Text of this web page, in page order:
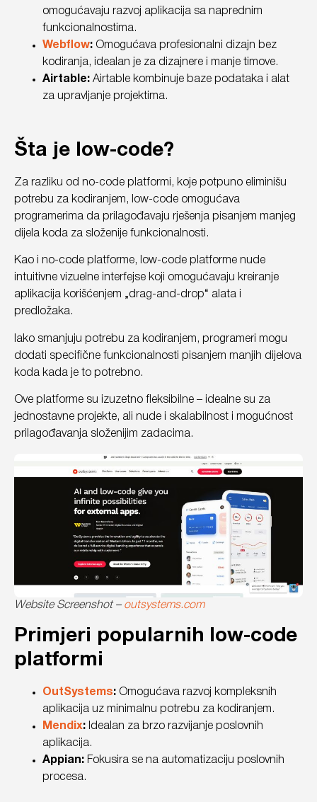
omogućavaju razvoj aplikacija sa naprednim
funkcionalnostima.
Webflow: Omogućava profesionalni dizajn bez
kodiranja, idealan je za dizajnere i manje timove.
Airtable: Airtable kombinuje baze podataka i alat
za upravljanje projektima.
Šta je low-code?
Za razliku od no-code platformi, koje potpuno eliminišu
potrebu za kodiranjem, low-code omogućava
programerima da prilagođavaju rješenja pisanjem manjeg
dijela koda za složenije funkcionalnosti.
Kao i no-code platforme, low-code platforme nude
intuitivne vizuelne interfejse koji omogućavaju kreiranje
aplikacija korišćenjem „drag-and-drop“ alata i
predložaka.
Iako smanjuju potrebu za kodiranjem, programeri mogu
dodati specifične funkcionalnosti pisanjem manjih dijelova
koda kada je to potrebno.
Ove platforme su izuzetno fleksibilne – idealne su za
jednostavne projekte, ali nude i skalabilnost i mogućnost
prilagođavanja složenijim zadacima.
Website Screenshot – outsystems.com
Primjeri popularnih low-code
platformi
OutSystems: Omogućava razvoj kompleksnih
aplikacija uz minimalnu potrebu za kodiranjem.
Mendix: Idealan za brzo razvijanje poslovnih
aplikacija.
Appian: Fokusira se na automatizaciju poslovnih
procesa.